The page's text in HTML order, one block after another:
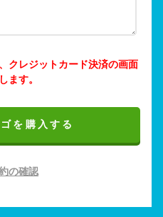
クレジットカード決済の画面
ます。
を購入する
の確認